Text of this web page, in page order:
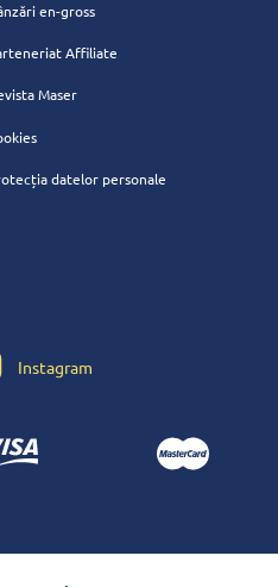
en-gross
Affiliate
Maser
datelor personale
Instagram